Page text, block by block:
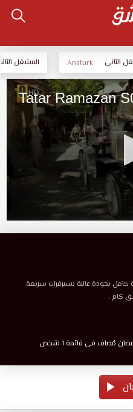
الثاني Anaturk المشغل
بجودة عالية بسيرفرات سريعة
كام .
مُضاف فى قائمة 1 شخص